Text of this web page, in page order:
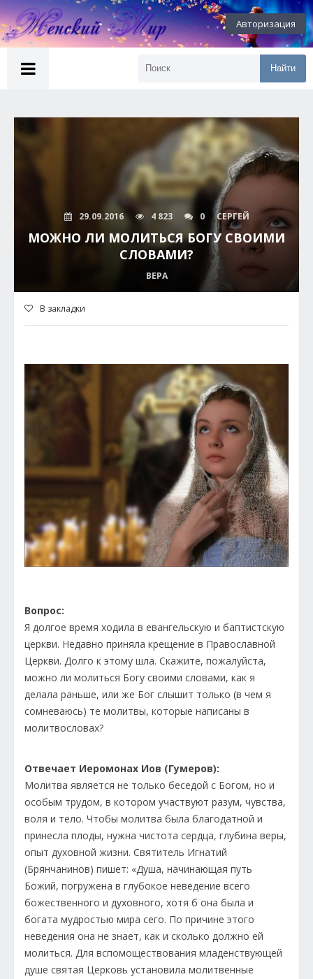
Авторизация
Найти
29.09.2016 4 823 0 СЕРГЕЙ
МОЖНО ЛИ МОЛИТЬСЯ БОГУ СВОИМИ
СЛОВАМИ?
ВЕРА
В закладки
Вопрос:
Я долгое время ходила в евангельскую и баптистскую
церкви. Недавно приняла крещение в Православной
Церкви. Долго к этому шла. Скажите, пожалуйста,
можно ли молиться Богу своими словами, как я
делала раньше, или же Бог слышит только (в чем я
сомневаюсь) те молитвы, которые написаны в
молитвословах?
Отвечает Иеромонах Иов (Гумеров):
Молитва является не только беседой с Богом, но и
особым трудом, в котором участвуют разум, чувства,
воля и тело. Чтобы молитва была благодатной и
принесла плоды, нужна чистота сердца, глубина веры,
опыт духовной жизни. Святитель Игнатий
(Брянчанинов) пишет: «Душа, начинающая путь
Божий, погружена в глубокое неведение всего
божественного и духовного, хотя б она была и
богата мудростью мира сего. По причине этого
неведения она не знает, как и сколько должно ей
молиться. Для вспомоществования младенствующей
душе святая Церковь установила молитвенные